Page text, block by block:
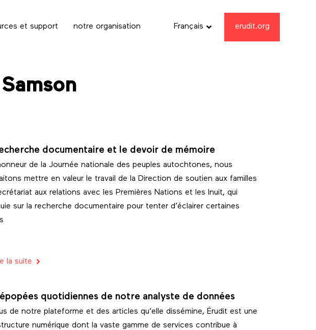
et support notre organisation Français erudit.org
documentaire et le devoir de mémoire
de la Journée nationale des peuples autochtones, nous
mettre en valeur le travail de la Direction de soutien aux familles
aux relations avec les Premières Nations et les Inuit, qui
sur la recherche documentaire pour tenter d’éclairer certaines
la suite
épopées quotidiennes de notre analyste de données
de notre plateforme et des articles qu’elle dissémine, Érudit est une
numérique dont la vaste gamme de services contribue à